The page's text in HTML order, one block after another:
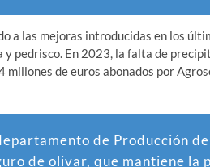
a las mejoras introducidas en los
pedrisco. En 2023, la falta de
de euros abonados por
de Producción
de olivar, que mantiene la